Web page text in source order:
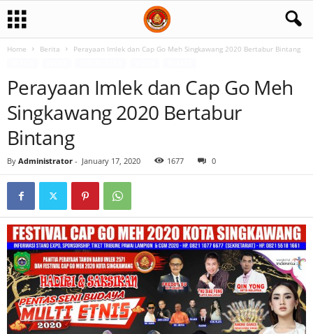
Home Berita Perayaan Imlek dan Cap Go Meh Singkawang 2020 Bertabur Bintang
Perayaan Imlek dan Cap Go Meh
Singkawang 2020 Bertabur
Bintang
By Administrator - January 17, 2020 1677 0